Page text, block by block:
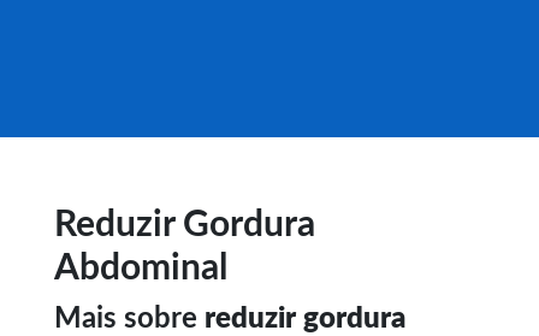
Reduzir Gordura
Abdominal
Mais sobre reduzir gordura